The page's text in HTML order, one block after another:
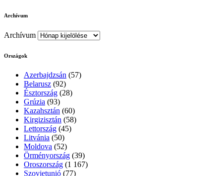
Archívum
Archívum
Országok
Azerbajdzsán (57)
Belarusz (92)
Észtország (28)
Grúzia (93)
Kazahsztán (60)
Kirgizisztán (58)
Lettország (45)
Litvánia (50)
Moldova (52)
Örményország (39)
Oroszország (1 167)
Szovjetunió (77)